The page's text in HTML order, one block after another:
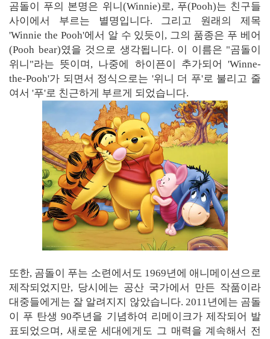
곰돌이 푸의 본명은 위니(Winnie)로, 푸(Pooh)는 친구들
사이에서 부르는 별명입니다. 그리고 원래의 제목
'Winnie the Pooh'에서 알 수 있듯이, 그의 품종은 푸 베어
(Pooh bear)였을 것으로 생각됩니다. 이 이름은 "곰돌이
위니"라는 뜻이며, 나중에 하이픈이 추가되어 'Winne-
the-Pooh'가 되면서 정식으로는 '위니 더 푸'로 불리고 줄
여서 '푸'로 친근하게 부르게 되었습니다.
또한, 곰돌이 푸는 소련에서도 1969년에 애니메이션으로
제작되었지만, 당시에는 공산 국가에서 만든 작품이라
대중들에게는 잘 알려지지 않았습니다. 2011년에는 곰돌
이 푸 탄생 90주년을 기념하여 리메이크가 제작되어 발
표되었으며, 새로운 세대에게도 그 매력을 계속해서 전